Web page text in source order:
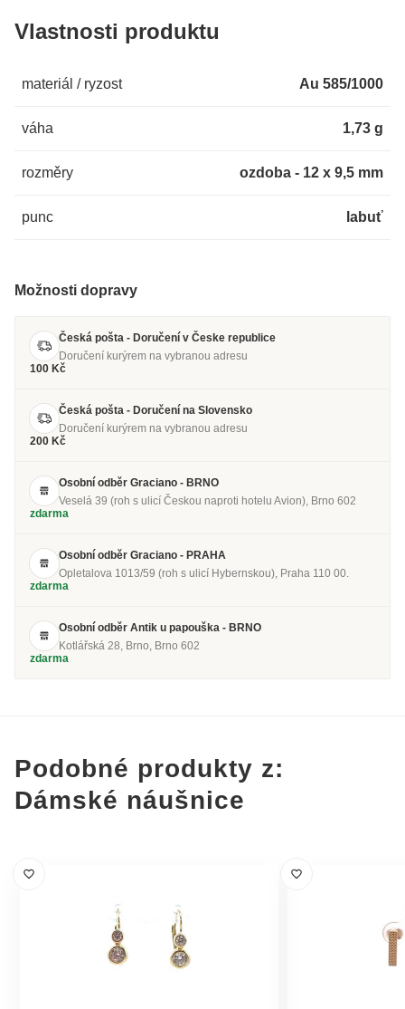
Vlastnosti produktu
materiál / ryzost Au 585/1000
váha 1,73 g
rozměry ozdoba - 12 x 9,5 mm
punc labuť
Možnosti dopravy
Česká pošta - Doručení v Česke republice
Doručení kurýrem na vybranou adresu
100 Kč
Česká pošta - Doručení na Slovensko
Doručení kurýrem na vybranou adresu
200 Kč
Osobní odběr Graciano - BRNO
Veselá 39 (roh s ulicí Českou naproti hotelu Avion), Brno 602
zdarma
Osobní odběr Graciano - PRAHA
Opletalova 1013/59 (roh s ulicí Hybernskou), Praha 110 00.
zdarma
Osobní odběr Antik u papouška - BRNO
Kotlářská 28, Brno, Brno 602
zdarma
Podobné produkty z:
Dámské náušnice